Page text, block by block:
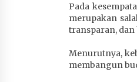
Pada
merupakan
transparan, dan
Menurutnya,
membangun